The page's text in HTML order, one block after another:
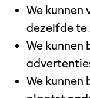
We kunnen
dezelfde te
We kunnen
We kunnen